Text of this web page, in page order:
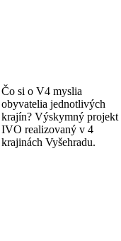
Čo si o V4 myslia
obyvatelia jednotlivých
krajín? Výskymný projekt
IVO realizovaný v 4
krajinách Vyšehradu.